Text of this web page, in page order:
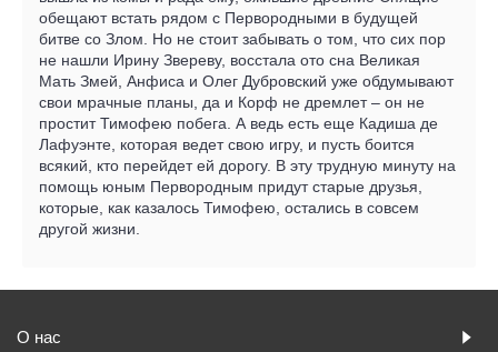
обещают встать рядом с Первородными в будущей
битве со Злом. Но не стоит забывать о том, что сих пор
не нашли Ирину Звереву, восстала ото сна Великая
Мать Змей, Анфиса и Олег Дубровский уже обдумывают
свои мрачные планы, да и Корф не дремлет – он не
простит Тимофею побега. А ведь есть еще Кадиша де
Лафуэнте, которая ведет свою игру, и пусть боится
всякий, кто перейдет ей дорогу. В эту трудную минуту на
помощь юным Первородным придут старые друзья,
которые, как казалось Тимофею, остались в совсем
другой жизни.
О нас